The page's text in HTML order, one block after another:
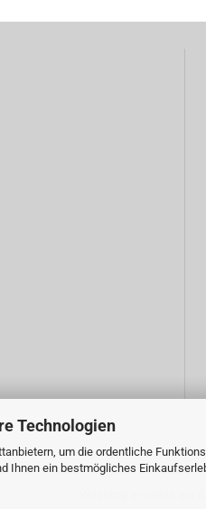
Technologien
um die ordentliche
Ihnen ein bestmögliches